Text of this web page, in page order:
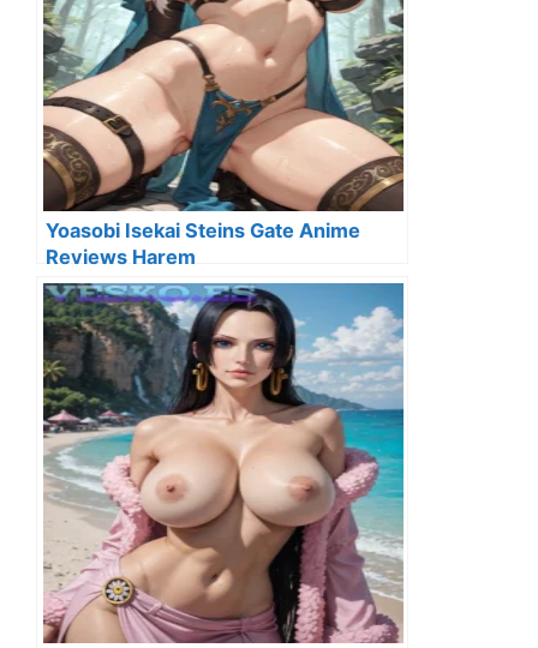
Yoasobi Isekai Steins Gate Anime
Reviews Harem